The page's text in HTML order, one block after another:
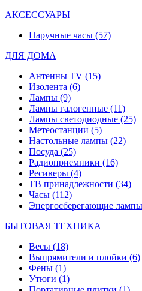
АКСЕССУАРЫ
Наручные часы (57)
ДЛЯ ДОМА
Антенны TV (15)
Изолента (6)
Лампы (9)
Лампы галогенные (11)
Лампы светодиодные (25)
Метеостанции (5)
Настольные лампы (22)
Посуда (25)
Радиоприемники (16)
Ресиверы (4)
ТВ принадлежности (34)
Часы (112)
Энергосберегающие лампы
БЫТОВАЯ ТЕХНИКА
Весы (18)
Выпрямители и плойки (6)
Фены (1)
Утюги (1)